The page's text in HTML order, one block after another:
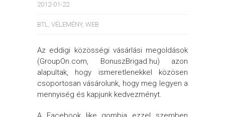
2012-01-22
BTL, VÉLEMÉNY, WEB
Az eddigi közösségi vásárlási megoldások
(GroupOn.com, BonuszBrigad.hu) azon
alapultak, hogy ismeretlenekkel közösen
csoportosan vásárolunk, hogy meg legyen a
mennyiség és kapjunk kedvezményt.